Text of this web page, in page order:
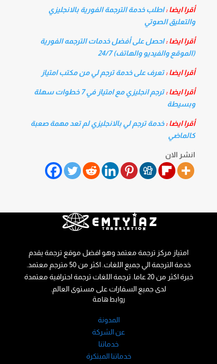
أقرا ايضا :اطلب خدمة الترجمة الفورية بالانجليزي
والتعليق الصوتي
أقرا ايضا :احصل على أفضل خدمات الترجمه الفورية
(الموقع والفيديو والهاتف) 24/7
أقرا ايضا :تعرف على خدمة ترجم لي من مكتب امتياز
أقرا ايضا :
ترجم انجليزي مع امتياز في 7 خطوات سهلة
وبسيطة
أقرا ايضا :خدمة ترجم لي بالانجليزي لم تعد مهمة صعبة
كالماضي
انشر الان
روابط هامة
المدونة
عن الشركة
خدماتنا
خدماتنا المبتكرة
امتياز مركز ترجمة معتمد وهو افضل موقع ترجمة يقدم
خدمة الترجمة الي جميع اللغات. اكثر من 50 مترجم معتمد.
خبرة اكثر من 20 عاما. ترجمة اللغات ترجمة احترافية معتمدة
لدى جميع السفارات على مستوى العالم.